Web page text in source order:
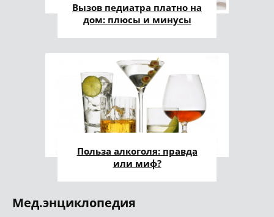
Вызов педиатра платно на
дом: плюсы и минусы
Польза алкоголя: правда
или миф?
Мед.энциклопедия